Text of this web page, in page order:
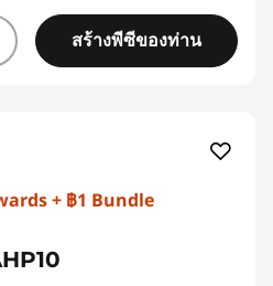
สร้างพีซีของท่าน
+ ฿1 Bundle